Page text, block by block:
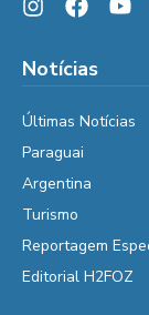
Notícias
Últimas Notícias
Paraguai
Argentina
Turismo
Reportagem
Editorial H2FOZ